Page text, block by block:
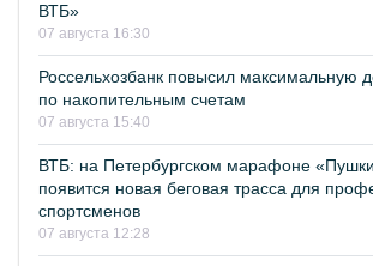
ВТБ»
07 августа 16:30
Россельхозбанк повысил максимальную
по накопительным счетам
07 августа 15:40
ВТБ: на Петербургском марафоне
появится новая беговая трасса для
спортсменов
07 августа 12:28